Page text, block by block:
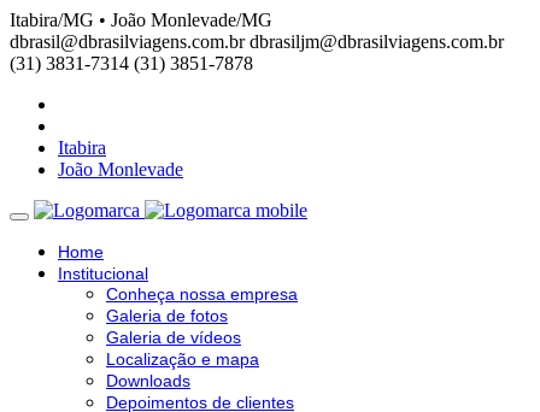
Itabira/MG • João Monlevade/MG
dbrasil@dbrasilviagens.com.br dbrasiljm@dbrasilviagens.com.br
(31) 3831-7314 (31) 3851-7878
Itabira
João Monlevade
Home
Institucional
Conheça nossa empresa
Galeria de fotos
Galeria de vídeos
Localização e mapa
Downloads
Depoimentos de clientes